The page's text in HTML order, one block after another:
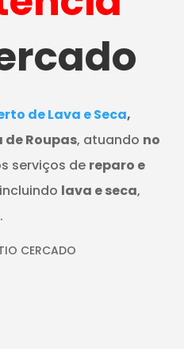
de Lava e Seca,
Roupas, atuando no
serviços de reparo e
lava e seca,
.
CERCADO